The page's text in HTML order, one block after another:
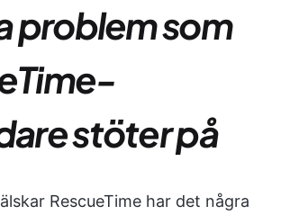
problem som
stöter på
RescueTime har det några